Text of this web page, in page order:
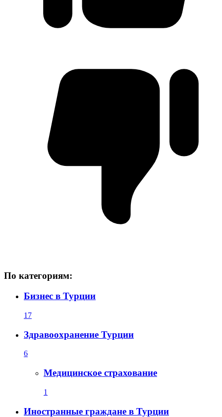
По категориям:
Бизнес в Турции
17
Здравоохранение Турции
6
Медицинское страхование
1
Иностранные граждане в Турции